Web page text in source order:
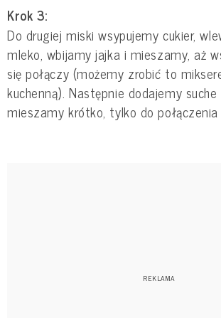
Krok 3:
Do drugiej miski wsypujemy cukier,
mleko, wbijamy jajka i mieszamy, aż
się połączy (możemy zrobić to
kuchenną). Następnie dodajemy suche
mieszamy krótko, tylko do